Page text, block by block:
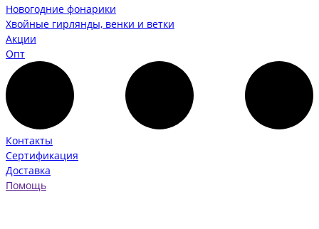
Новогодние фонарики
Хвойные гирлянды, венки и ветки
Акции
Опт
Контакты
Сертификация
Доставка
Помощь